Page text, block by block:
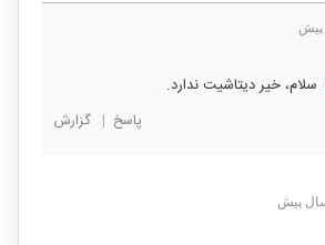
سلام، خیر دیتاشیت ندارد.
پاسخ | گزارش